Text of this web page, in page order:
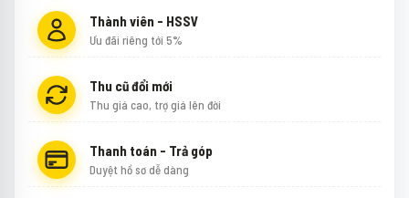
Thành viên - HSSV
Ưu đãi riêng tới 5%
Thu cũ đổi mới
Thu giá cao, trợ giá lên đời
Thanh toán - Trả góp
Duyệt hồ sơ dễ dàng